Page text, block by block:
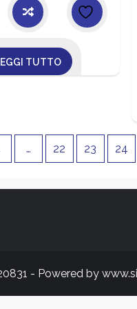
TUTTO
… 22 23 24
- Powered by